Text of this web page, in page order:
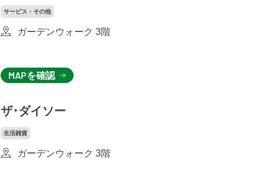
サービス・その他
ガーデンウォーク 3階
MAPを確認
ザ･ダイソー
生活雑貨
ガーデンウォーク 3階